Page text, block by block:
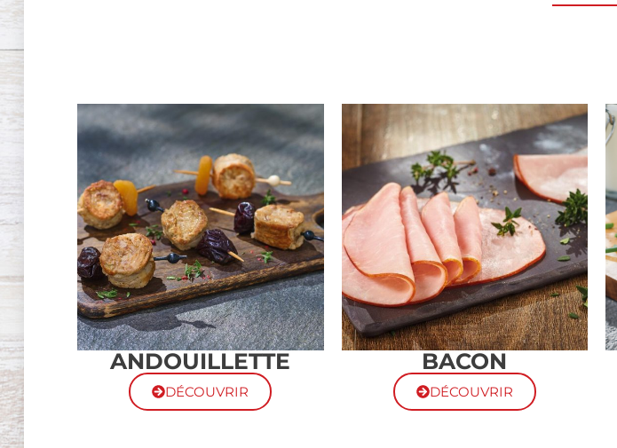
ANDOUILLETTE
DÉCOUVRIR
BACON
DÉCOUVRIR